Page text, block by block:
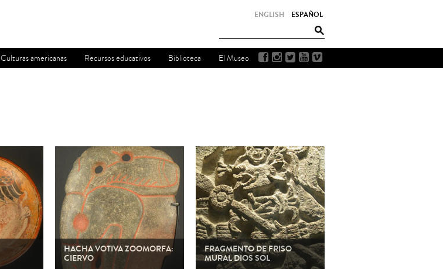
ESPAÑOL
ENGLISH
Culturas americanas Recursos educativos Biblioteca El Museo
HACHA VOTIVA ZOOMORFA:
CIERVO
FRAGMENTO DE FRISO
MURAL DIOS SOL